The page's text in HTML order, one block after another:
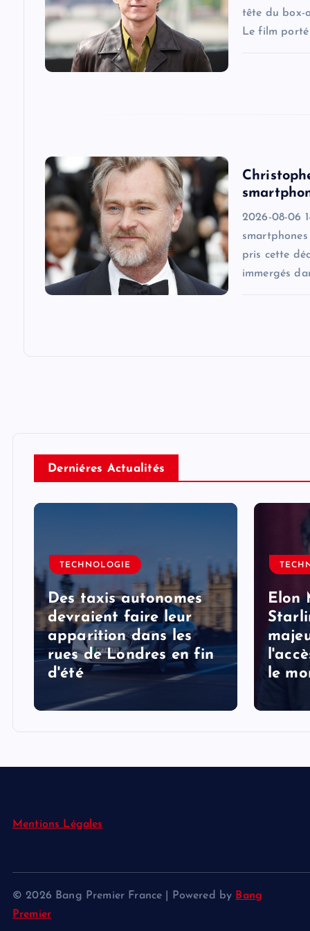
tête du box-
Le film
2026-08-06
pris cette
immergés
Derniéres Actualités
TECHNOLOGIE
Des taxis autonomes
devraient faire leur
apparition dans les
rues de Londres en fin
d'été
Elon
le
Mentions Légales
© 2026 Bang Premier France | Powered by Bang
Premier